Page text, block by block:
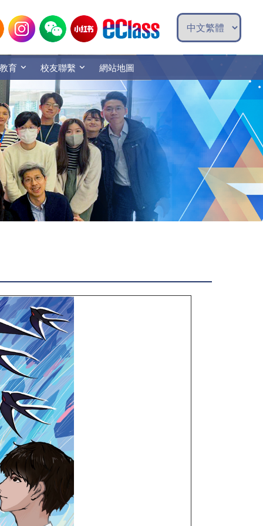
育 校友聯繫 網站地圖